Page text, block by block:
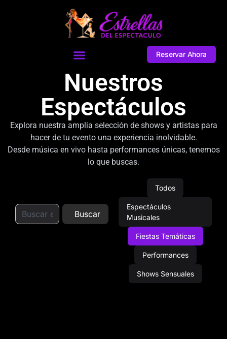
Reservar Ahora
Nuestros
Espectáculos
Explora nuestra amplia selección de shows y artistas para
hacer de tu evento una experiencia inolvidable.
Desde música en vivo hasta performances únicas, tenemos
lo que buscas.
Buscar
Todos
Espectáculos
Musicales
Fiestas Temáticas
Performances
Shows Sensuales